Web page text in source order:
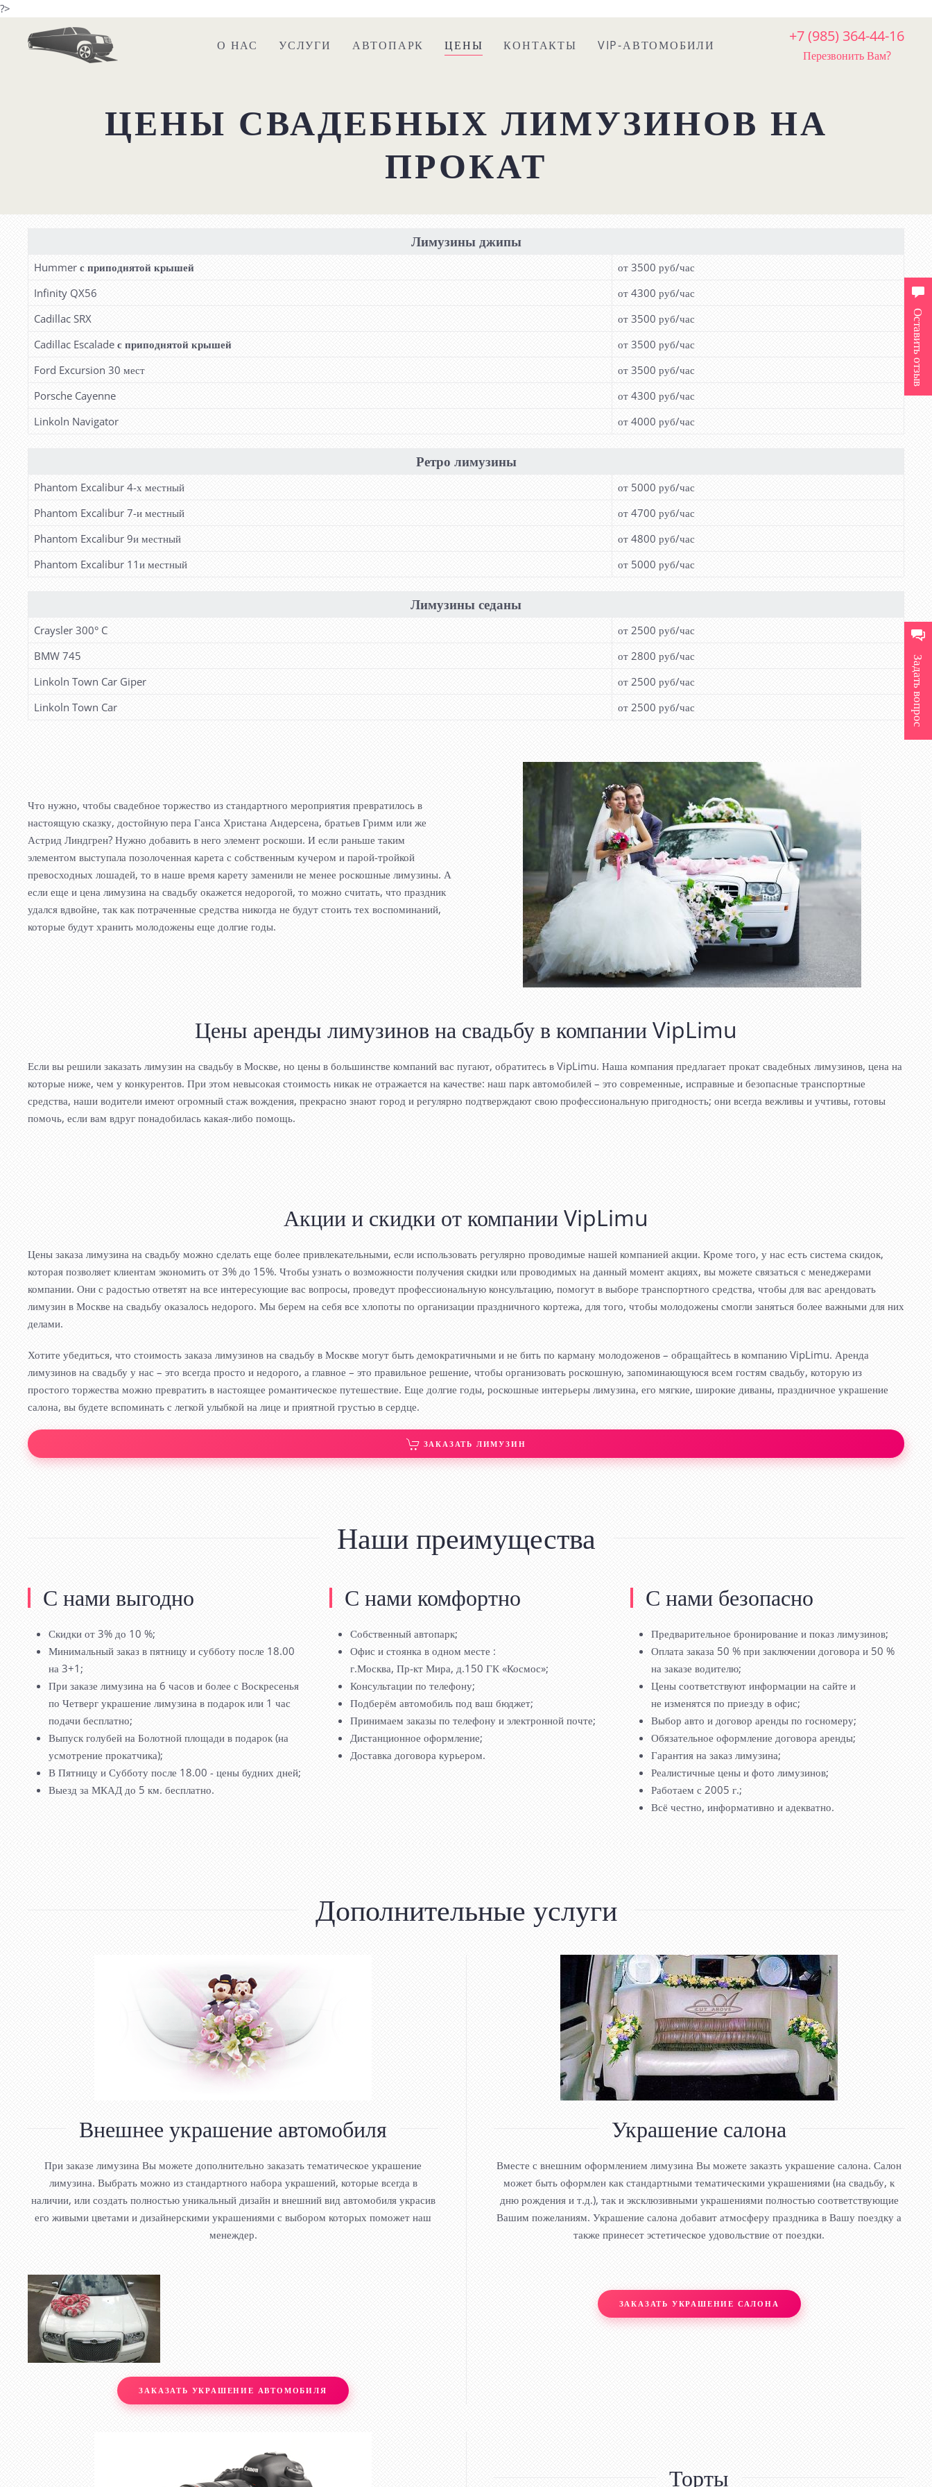
?>
О НАС УСЛУГИ АВТОПАРК ЦЕНЫ КОНТАКТЫ VIP-АВТОМОБИЛИ +7 (985) 364-44-16
Перезвонить Вам?
ЦЕНЫ СВАДЕБНЫХ ЛИМУЗИНОВ НА
ПРОКАТ
Лимузины джипы
Hummer с приподнятой крышей
от 3500 руб/час
Infinity QX56
от 4300 руб/час
Cadillac SRX
от 3500 руб/час
Cadillac Escalade с приподнятой крышей
от 3500 руб/час
Ford Excursion 30 мест
от 3500 руб/час
Porsche Cayenne
от 4300 руб/час
Linkoln Navigator
от 4000 руб/час
Ретро лимузины
Phantom Excalibur 4-х местный
от 5000 руб/час
Phantom Excalibur 7-и местный
от 4700 руб/час
Phantom Excalibur 9и местный
от 4800 руб/час
Phantom Excalibur 11и местный
от 5000 руб/час
Лимузины седаны
Craysler 300° C
от 2500 руб/час
BMW 745
от 2800 руб/час
Linkoln Town Car Giper
от 2500 руб/час
Linkoln Town Car
от 2500 руб/час
Что нужно, чтобы свадебное торжество из стандартного мероприятия превратилось в
настоящую сказку, достойную пера Ганса Христана Андерсена, братьев Гримм или же
Астрид Линдгрен? Нужно добавить в него элемент роскоши. И если раньше таким
элементом выступала позолоченная карета с собственным кучером и парой-тройкой
превосходных лошадей, то в наше время карету заменили не менее роскошные лимузины. А
если еще и цена лимузина на свадьбу окажется недорогой, то можно считать, что праздник
удался вдвойне, так как потраченные средства никогда не будут стоить тех воспоминаний,
которые будут хранить молодожены еще долгие годы.
Цены аренды лимузинов на свадьбу в компании VipLimu
Если вы решили заказать лимузин на свадьбу в Москве, но цены в большинстве компаний вас пугают, обратитесь в VipLimu. Наша компания предлагает прокат свадебных лимузинов, цена на
которые ниже, чем у конкурентов. При этом невысокая стоимость никак не отражается на качестве: наш парк автомобилей – это современные, исправные и безопасные транспортные
средства, наши водители имеют огромный стаж вождения, прекрасно знают город и регулярно подтверждают свою профессиональную пригодность; они всегда вежливы и учтивы, готовы
помочь, если вам вдруг понадобилась какая-либо помощь.
Акции и скидки от компании VipLimu
Цены заказа лимузина на свадьбу можно сделать еще более привлекательными, если использовать регулярно проводимые нашей компанией акции. Кроме того, у нас есть система скидок,
которая позволяет клиентам экономить от 3% до 15%. Чтобы узнать о возможности получения скидки или проводимых на данный момент акциях, вы можете связаться с менеджерами
компании. Они с радостью ответят на все интересующие вас вопросы, проведут профессиональную консультацию, помогут в выборе транспортного средства, чтобы для вас арендовать
лимузин в Москве на свадьбу оказалось недорого. Мы берем на себя все хлопоты по организации праздничного кортежа, для того, чтобы молодожены смогли заняться более важными для них
делами.
Хотите убедиться, что стоимость заказа лимузинов на свадьбу в Москве могут быть демократичными и не бить по карману молодоженов – обращайтесь в компанию VipLimu. Аренда
лимузинов на свадьбу у нас – это всегда просто и недорого, а главное – это правильное решение, чтобы организовать роскошную, запоминающуюся всем гостям свадьбу, которую из
простого торжества можно превратить в настоящее романтическое путешествие. Еще долгие годы, роскошные интерьеры лимузина, его мягкие, широкие диваны, праздничное украшение
салона, вы будете вспоминать с легкой улыбкой на лице и приятной грустью в сердце.
ЗАКАЗАТЬ ЛИМУЗИН
Наши преимущества
С нами выгодно
Скидки от 3% до 10 %;
Минимальный заказ в пятницу и субботу после 18.00
на 3+1;
При заказе лимузина на 6 часов и более с Воскресенья
по Четверг украшение лимузина в подарок или 1 час
подачи бесплатно;
Выпуск голубей на Болотной площади в подарок (на
усмотрение прокатчика);
В Пятницу и Субботу после 18.00 - цены будних дней;
Выезд за МКАД до 5 км. бесплатно.
С нами комфортно
Собственный автопарк;
Офис и стоянка в одном месте :
г.Москва, Пр-кт Мира, д.150 ГК «Космос»;
Консультации по телефону;
Подберём автомобиль под ваш бюджет;
Принимаем заказы по телефону и электронной почте;
Дистанционное оформление;
Доставка договора курьером.
С нами безопасно
Предварительное бронирование и показ лимузинов;
Оплата заказа 50 % при заключении договора и 50 %
на заказе водителю;
Цены соответствуют информации на сайте и
не изменятся по приезду в офис;
Выбор авто и договор аренды по госномеру;
Обязательное оформление договора аренды;
Гарантия на заказ лимузина;
Реалистичные цены и фото лимузинов;
Работаем с 2005 г.;
Всё честно, информативно и адекватно.
Дополнительные услуги
Внешнее украшение автомобиля
При заказе лимузина Вы можете дополнительно заказать тематическое украшение
лимузина. Выбрать можно из стандартного набора украшений, которые всегда в
наличии, или создать полностью уникальный дизайн и внешний вид автомобиля украсив
его живыми цветами и дизайнерскими украшениями с выбором которых поможет наш
менеждер.
ЗАКАЗАТЬ УКРАШЕНИЕ АВТОМОБИЛЯ
Украшение салона
Вместе с внешним оформлением лимузина Вы можете заказть украшение салона. Салон
может быть оформлен как стандартными тематическими украшениями (на свадьбу, к
дню рождения и т.д.), так и эксклюзивными украшениями полностью соответствующие
Вашим пожеланиям. Украшение салона добавит атмосферу праздника в Вашу поездку а
также принесет эстетическое удовольствие от поездки.
ЗАКАЗАТЬ УКРАШЕНИЕ САЛОНА
Торты
Задать вопрос
Оставить отзыв